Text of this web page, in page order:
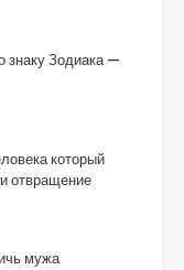
Зодиака —
который
отвращение
мужа